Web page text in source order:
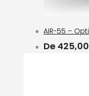
AIR-55 –
De 425,00